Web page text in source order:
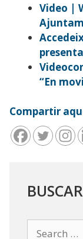
Video |
“En
Compartir
BUSCAR